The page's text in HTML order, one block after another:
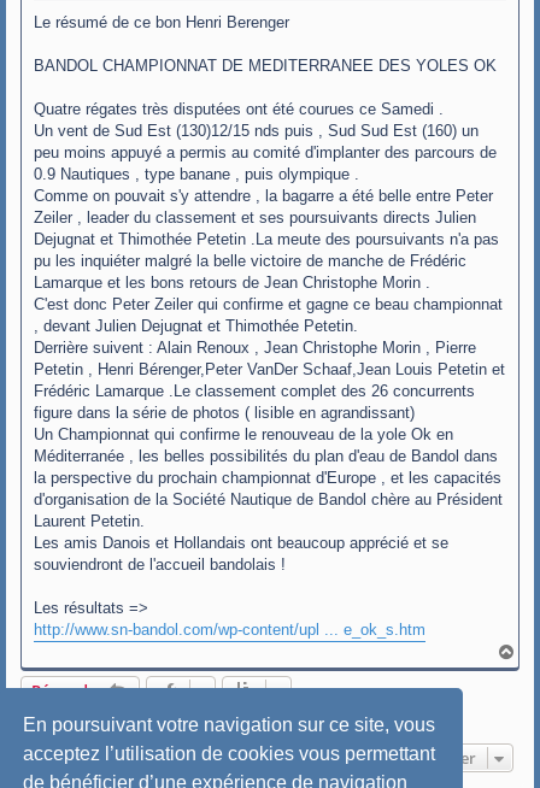
En poursuivant votre navigation sur ce site, vous
acceptez l’utilisation de cookies vous permettant
de bénéficier d’une expérience de navigation
s
e
Le résumé de ce bon Henri Berenger
BANDOL CHAMPIONNAT DE MEDITERRANEE DES YOLES OK
Quatre régates très disputées ont été courues ce Samedi .
Un vent de Sud Est (130)12/15 nds puis , Sud Sud Est (160) un
peu moins appuyé a permis au comité d'implanter des parcours de
0.9 Nautiques , type banane , puis olympique .
Comme on pouvait s'y attendre , la bagarre a été belle entre Peter
Zeiler , leader du classement et ses poursuivants directs Julien
Dejugnat et Thimothée Petetin .La meute des poursuivants n'a pas
pu les inquiéter malgré la belle victoire de manche de Frédéric
Lamarque et les bons retours de Jean Christophe Morin .
C'est donc Peter Zeiler qui confirme et gagne ce beau championnat
, devant Julien Dejugnat et Thimothée Petetin.
Derrière suivent : Alain Renoux , Jean Christophe Morin , Pierre
Petetin , Henri Bérenger,Peter VanDer Schaaf,Jean Louis Petetin et
Frédéric Lamarque .Le classement complet des 26 concurrents
figure dans la série de photos ( lisible en agrandissant)
Un Championnat qui confirme le renouveau de la yole Ok en
Méditerranée , les belles possibilités du plan d'eau de Bandol dans
la perspective du prochain championnat d'Europe , et les capacités
d'organisation de la Société Nautique de Bandol chère au Président
Laurent Petetin.
Les amis Danois et Hollandais ont beaucoup apprécié et se
souviendront de l'accueil bandolais !
Les résultats =>
http://www.sn-bandol.com/wp-content/upl ... e_ok_s.htm
a
Répondre
5 messages • Page1sur1
Aller